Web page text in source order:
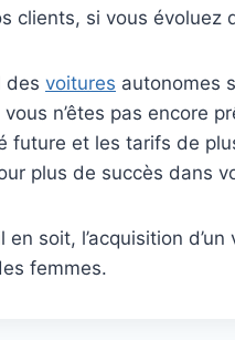
clients, si vous évoluez
des voitures autonomes
n’êtes pas encore
future et les tarifs de
plus de succès dans
en soit, l’acquisition
femmes.